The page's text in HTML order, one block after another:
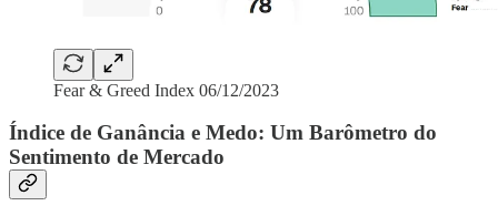
Fear & Greed Index 06/12/2023
Índice de Ganância e Medo: Um Barômetro do
Sentimento de Mercado